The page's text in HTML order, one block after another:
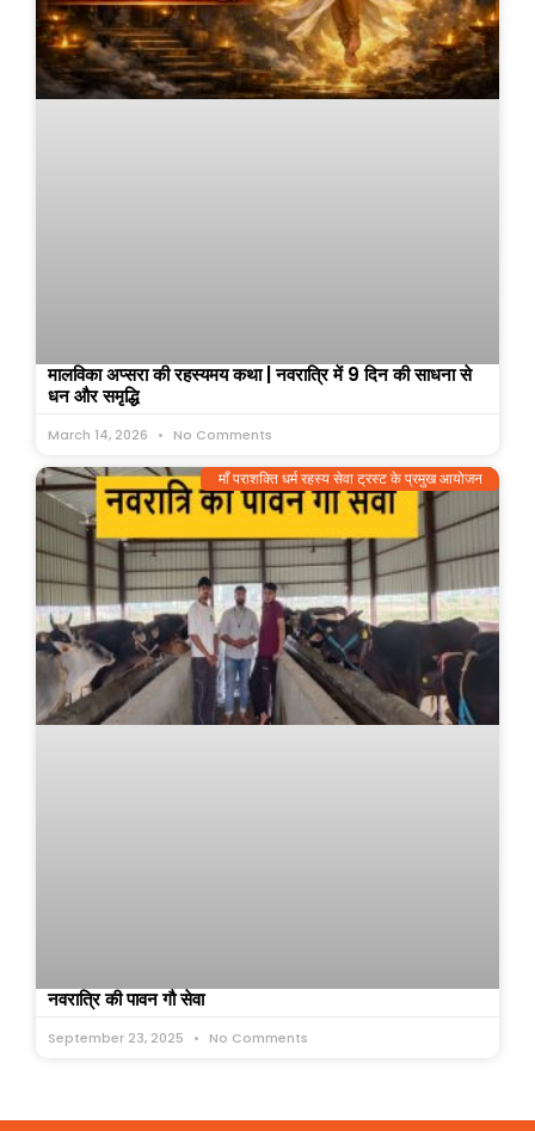
मालविका अप्सरा की रहस्यमय कथा | नवरात्रि में 9 दिन की साधना से
धन और समृद्धि
March 14, 2026 No Comments
माँ पराशक्ति धर्म रहस्य सेवा ट्रस्ट के प्रमुख आयोजन
नवरात्रि की पावन गौ सेवा
September 23, 2025 No Comments